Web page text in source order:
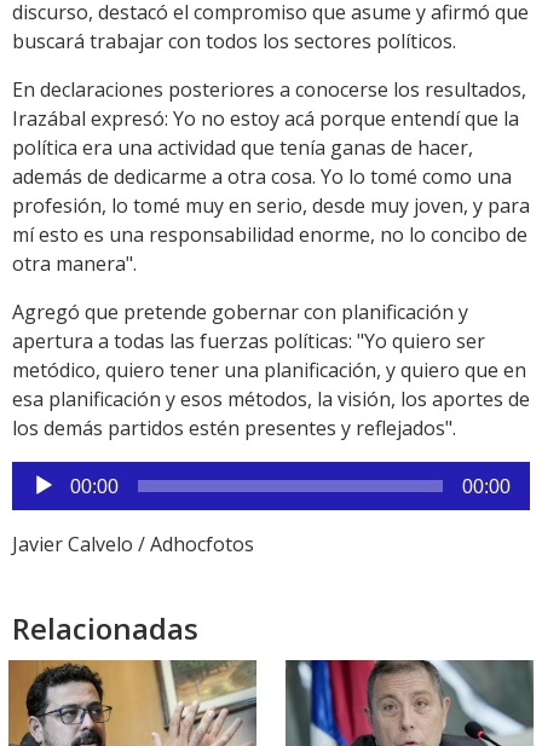
discurso, destacó el compromiso que asume y afirmó que
buscará trabajar con todos los sectores políticos.
En declaraciones posteriores a conocerse los resultados,
Irazábal expresó: Yo no estoy acá porque entendí que la
política era una actividad que tenía ganas de hacer,
además de dedicarme a otra cosa. Yo lo tomé como una
profesión, lo tomé muy en serio, desde muy joven, y para
mí esto es una responsabilidad enorme, no lo concibo de
otra manera".
Agregó que pretende gobernar con planificación y
apertura a todas las fuerzas políticas: "Yo quiero ser
metódico, quiero tener una planificación, y quiero que en
esa planificación y esos métodos, la visión, los aportes de
los demás partidos estén presentes y reflejados".
Reproductor
de
audio
00:00 00:00
Javier Calvelo / Adhocfotos
Relacionadas